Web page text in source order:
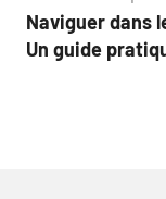
de
Naviguer dans
Un guide